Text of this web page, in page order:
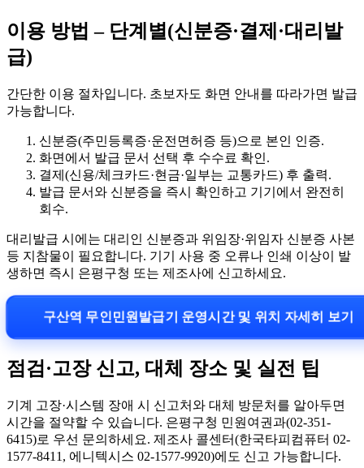
이용 방법 – 단계별(신분증·결제·대리발
급)
간단한 이용 절차입니다. 초보자도 화면 안내를 따라가면 발급
가능합니다.
신분증(주민등록증·운전면허증 등)으로 본인 인증.
화면에서 발급 문서 선택 후 수수료 확인.
결제(신용/체크카드·현금·일부는 교통카드) 후 출력.
발급 문서와 신분증을 즉시 확인하고 기기에서 완전히
회수.
대리발급 시에는 대리인 신분증과 위임장·위임자 신분증 사본
등 지참물이 필요합니다. 기기 사용 중 오류나 인쇄 이상이 발
생하면 즉시 은평구청 또는 제조사에 신고하세요.
구산역 무인민원발급기 운영시간 및 위치 자세히 보기
점검·고장 신고, 대체 장소 및 실전 팁
기계 고장·시스템 장애 시 신고처와 대체 방문처를 알아두면
시간을 절약할 수 있습니다. 은평구청 민원여권과(02-351-
6415)로 우선 문의하세요. 제조사 콜센터(한국타피컴퓨터 02-
1577-8411, 에니텍시스 02-1577-9920)에도 신고 가능합니다.